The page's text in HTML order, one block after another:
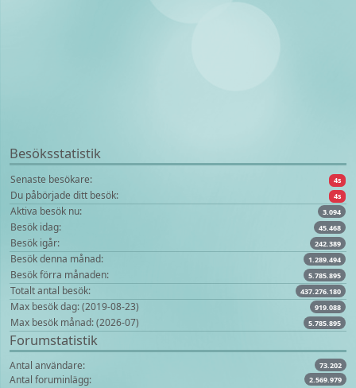
Besöksstatistik
Senaste besökare: 4s
Du påbörjade ditt besök: 4s
Aktiva besök nu: 3.094
Besök idag: 45.468
Besök igår: 242.389
Besök denna månad: 1.289.494
Besök förra månaden: 5.785.895
Totalt antal besök: 437.276.180
Max besök dag: (2019-08-23) 919.088
Max besök månad: (2026-07) 5.785.895
Forumstatistik
Antal användare: 73.202
Antal foruminlägg: 2.569.979